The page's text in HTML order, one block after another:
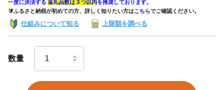
一度に決済する 返礼品数は３つ以内を推奨しております。
🔰ふるさと納税が初めての方、詳しく知りたい方はこちらでご確認ください。
仕組みについて知る 上限額を調べる
数量